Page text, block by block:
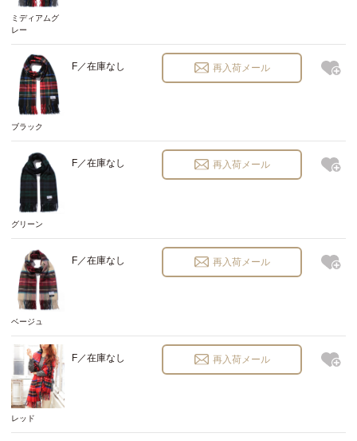
ミディアムグ
レー
ブラック
F／在庫なし 再入荷メール
グリーン
F／在庫なし 再入荷メール
ベージュ
F／在庫なし 再入荷メール
レッド
F／在庫なし 再入荷メール